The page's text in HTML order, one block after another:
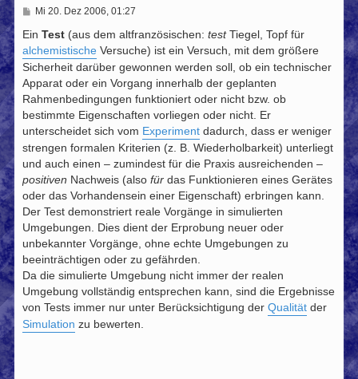
B
i
r
a
Mi 20. Dez 2006, 01:27
Ein Test (aus dem altfranzösischen: testTiegel, Topf für
alchemistische Versuche) ist ein Versuch, mit dem größere
Sicherheit darüber gewonnen werden soll, ob ein technischer
Apparat oder ein Vorgang innerhalb der geplanten
Rahmenbedingungen funktioniert oder nicht bzw. ob
bestimmte Eigenschaften vorliegen oder nicht. Er
unterscheidet sich vom Experiment dadurch, dass er weniger
strengen formalen Kriterien (z. B. Wiederholbarkeit) unterliegt
und auch einen – zumindest für die Praxis ausreichenden –
positiven Nachweis (also für das Funktionieren eines Gerätes
oder das Vorhandensein einer Eigenschaft) erbringen kann.
Der Test demonstriert reale Vorgänge in simulierten
Umgebungen. Dies dient der Erprobung neuer oder
unbekannter Vorgänge, ohne echte Umgebungen zu
beeinträchtigen oder zu gefährden.
Da die simulierte Umgebung nicht immer der realen
Umgebung vollständig entsprechen kann, sind die Ergebnisse
von Tests immer nur unter Berücksichtigung der Qualität der
Simulation zu bewerten.